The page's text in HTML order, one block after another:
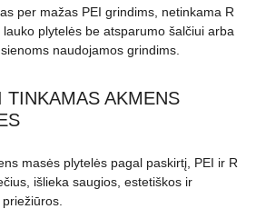
per mažas PEI grindims, netinkama R
plytelės be atsparumo šalčiui arba
naudojamos grindims.
TINKAMAS AKMENS
masės plytelės pagal paskirtį, PEI ir R
išlieka saugios, estetiškos ir